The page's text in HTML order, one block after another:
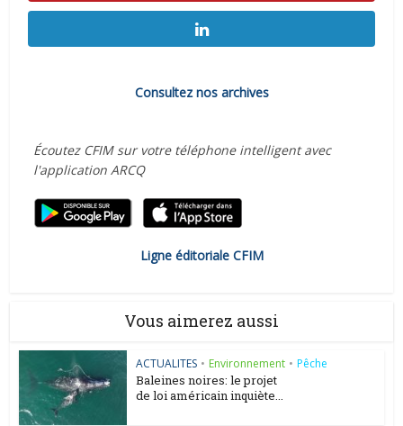
Consultez nos archives
Écoutez CFIM sur votre téléphone intelligent avec
l'application ARCQ
Ligne éditoriale CFIM
Vous aimerez aussi
ACTUALITES • Environnement • Pêche
Baleines noires: le projet
de loi américain inquiète...